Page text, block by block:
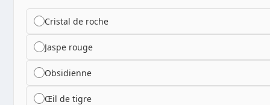
Cristal de roche
Jaspe rouge
Obsidienne
Œil de tigre